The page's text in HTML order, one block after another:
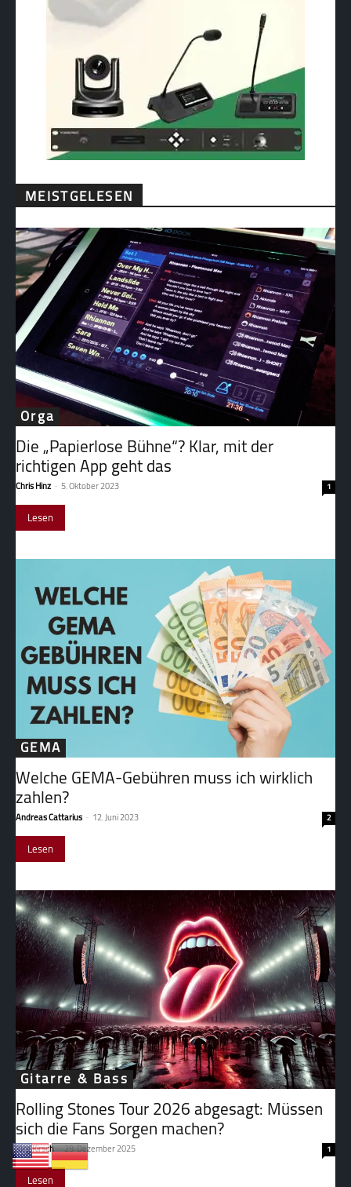
MEISTGELESEN
Orga
Die „Papierlose Bühne“? Klar, mit der
richtigen App geht das
Chris Hinz - 5. Oktober 2023 1
Lesen
GEMA
Welche GEMA-Gebühren muss ich wirklich
zahlen?
Andreas Cattarius - 12. Juni 2023 2
Lesen
Gitarre & Bass
Rolling Stones Tour 2026 abgesagt: Müssen
sich die Fans Sorgen machen?
Jörg Kirsch - 29. Dezember 2025 1
Lesen